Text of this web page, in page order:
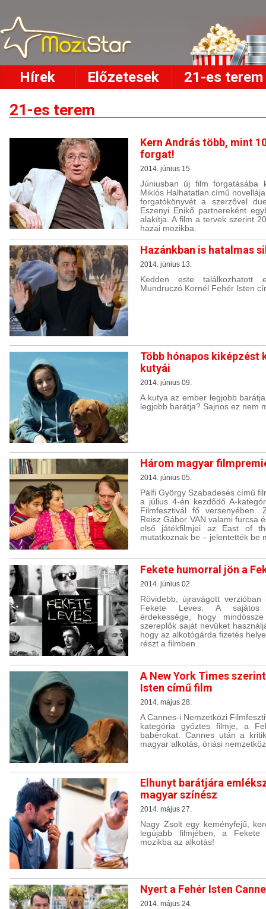
Hírek Előzetesek 21-es terem
21-es terem
Kern András több, mint
forgat!
2014. június 15.
Júniusban új film forgatásába
Miklós Halhatatlan című
forgatókönyvét a szerzővel
Eszenyi Enikő partnereként
alakítja. A film a tervek szerint
hazai mozikba.
Hazánkban is hatalmas
2014. június 13.
Kedden este találkozhatott
Mundruczó Kornél Fehér Isten
Több hónapos kiképzést
kutyái
2014. június 09.
A kutya az ember legjobb
legjobb barátja? Sajnos ez nem
Három magyar
2014. június 05.
Pálfi György Szabadesés című
a július 4-én kezdődő A-
Filmfesztivál fő versenyében.
Reisz Gábor VAN valami furcsa
első játékfilmjei az East of
mutatkoznak be – jelentették be
Fekete humorral jön a
2014. június 02.
Rövidebb, újravágott
Fekete Leves. A sajátos
érdekessége, hogy
szereplők saját nevüket
hogy az alkotógárda fizetés
részt a filmben.
A New York Times
Isten című film
2014. május 28.
A Cannes-i Nemzetközi
kategória győztes filmje, a
babérokat. Cannes után a
magyar alkotás, óriási
Elhunyt barátjára
magyar színész
2014. május 27.
Nagy Zsolt egy keményfejű,
legújabb filmjében, a
mozikba az alkotás!
Nyert a Fehér Isten
2014. május 24.